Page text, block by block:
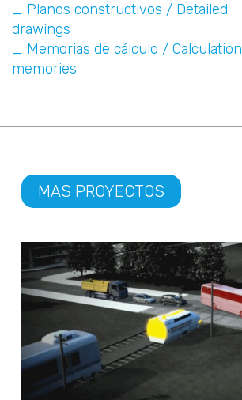
_ Planos constructivos / Detailed
drawings
_ Memorias de cálculo / Calculation
memories
MAS PROYECTOS